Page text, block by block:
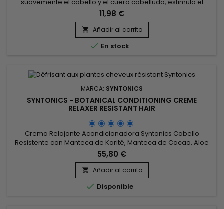
suavemente el cabello y el cuero cabelludo, estimula el
crecimiento, hidrata en profundidad, desenreda
suavemente, repara y aporta flexibilidad, suavidad,
manejabilidad y brillo.&nbsp; Enriquecido con extracto de
árbol del té, aloe vera y zumo de limón, el champú
desenredante hidratante Syntonics limpia...
11,98 €
 Añadir al carrito
 En stock
MARCA: SYNTONICS
SYNTONICS - BOTANICAL CONDITIONING CREME
RELAXER RESISTANT HAIR
Crema Relajante Acondicionadora Syntonics Cabello
Resistente con Manteca de Karité, Manteca de Cacao, Aloe
Vera, Té Verde, Caléndula y Miel Te mereces esto : un
alisador que le da al cabello una textura magníficamente
suave y sedosa y deja el cuero cabelludo con una sensación
estupenda. Nuestra fórmula precisa y científicamente
equilibrada de...
55,80 €
 Añadir al carrito
 Disponible